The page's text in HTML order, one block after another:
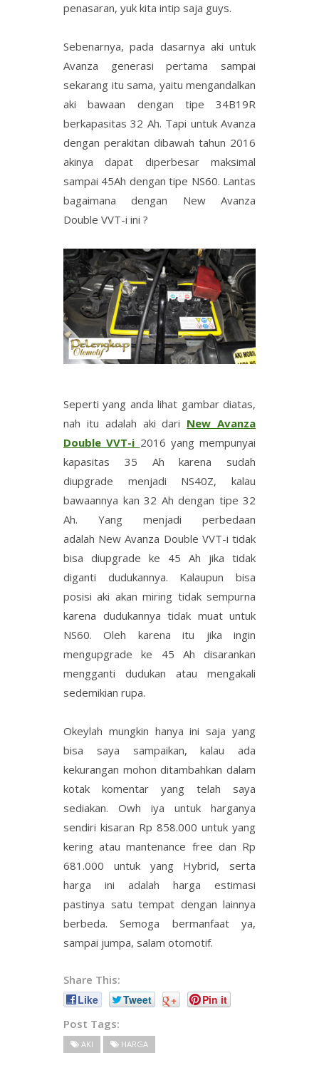
penasaran, yuk kita intip saja guys.
Sebenarnya, pada dasarnya aki untuk
Avanza generasi pertama sampai
sekarang itu sama, yaitu mengandalkan
aki bawaan dengan tipe 34B19R
berkapasitas 32 Ah. Tapi untuk Avanza
dengan perakitan dibawah tahun 2016
akinya dapat diperbesar maksimal
sampai 45Ah dengan tipe NS60. Lantas
bagaimana dengan New Avanza
Double VVT-i ini ?
Seperti yang anda lihat gambar diatas,
nah itu adalah aki dari New Avanza
Double VVT-i 2016 yang mempunyai
kapasitas 35 Ah karena sudah
diupgrade menjadi NS40Z, kalau
bawaannya kan 32 Ah dengan tipe 32
Ah. Yang menjadi perbedaan
adalah New Avanza Double VVT-i tidak
bisa diupgrade ke 45 Ah jika tidak
diganti dudukannya. Kalaupun bisa
posisi aki akan miring tidak sempurna
karena dudukannya tidak muat untuk
NS60. Oleh karena itu jika ingin
mengupgrade ke 45 Ah disarankan
mengganti dudukan atau mengakali
sedemikian rupa.
Okeylah mungkin hanya ini saja yang
bisa saya sampaikan, kalau ada
kekurangan mohon ditambahkan dalam
kotak komentar yang telah saya
sediakan. Owh iya untuk harganya
sendiri kisaran Rp 858.000 untuk yang
kering atau mantenance free dan Rp
681.000 untuk yang Hybrid, serta
harga ini adalah harga estimasi
pastinya satu tempat dengan lainnya
berbeda. Semoga bermanfaat ya,
sampai jumpa, salam otomotif.
Share This:
Like
Tweet +
Pin it
Post Tags:
AKI HARGA